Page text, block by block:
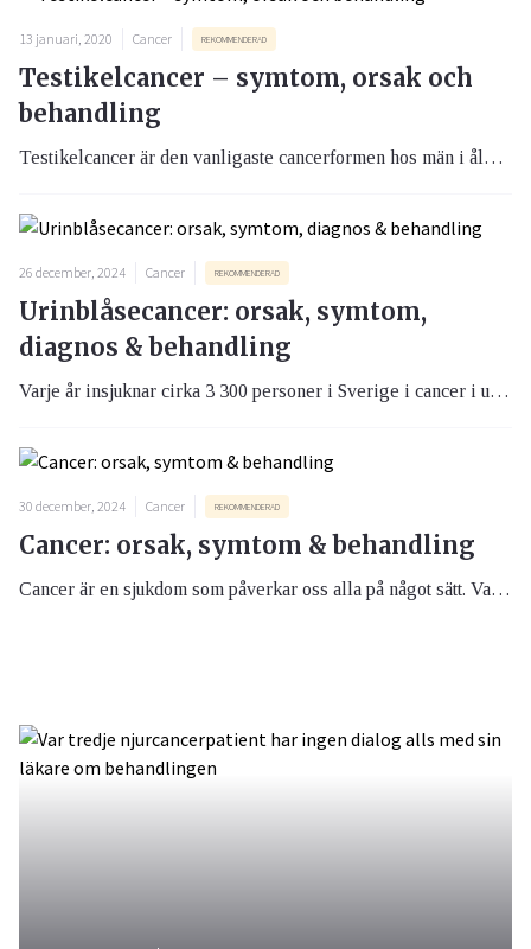
13 januari, 2020 Cancer REKOMMENDERAD
Testikelcancer – symtom, orsak och
behandling
Testikelcancer är den vanligaste cancerformen hos män i åldern 15 till 40 år. Eftersom tidig upptäckt kan vara avgörande är det viktigt att på egen hand regelbundet undersöka dina testiklar.
26 december, 2024 Cancer REKOMMENDERAD
Urinblåsecancer: orsak, symtom,
diagnos & behandling
Varje år insjuknar cirka 3 300 personer i Sverige i cancer i urinblåsan och ett vanligt tecken är blod i urinen. Sjukdomen är tre gånger vanligare hos män än hos kvinnor men det finns behandling och med nya läkemedel också nytt hopp.
30 december, 2024 Cancer REKOMMENDERAD
Cancer: orsak, symtom & behandling
Cancer är en sjukdom som påverkar oss alla på något sätt. Var tredje svensk drabbas någon gång under sin livstid av cancer. Chanserna att bota cancer har ökat under de senaste decennierna tack vare nya behandlingar och ökad kunskap. Vid cancer är det extra viktigt att få i sig näring och här kan kosttillägg vara till hjälp.